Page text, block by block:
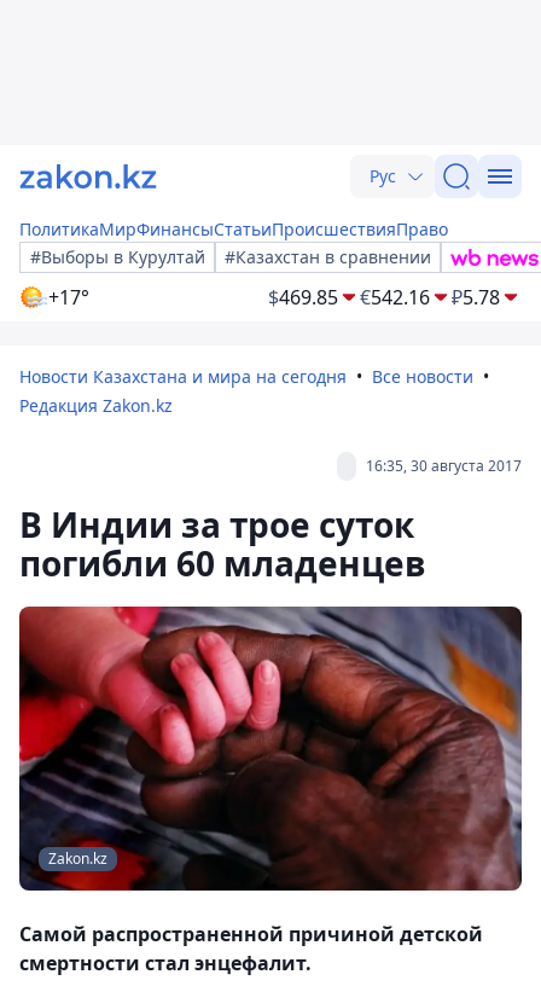
Рус
ПолитикаМирФинансыСтатьиПроисшествияПраво
#Выборы в Курултай
#Казахстан в сравнении
+17° $469.85 €542.16 ₽5.78
Новости Казахстана и мира на сегодня
Все новости
Редакция Zakon.kz
16:35, 30 августа 2017
В Индии за трое суток
погибли 60 младенцев
Zakon.kz
Самой распространенной причиной детской
смертности стал энцефалит.